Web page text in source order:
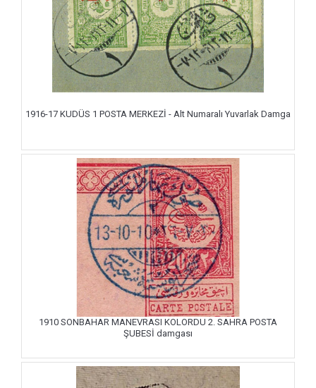
1916-17 KUDÜS 1 POSTA MERKEZİ - Alt Numaralı Yuvarlak Damga
1910 SONBAHAR MANEVRASI KOLORDU 2. SAHRA POSTA
ŞUBESİ damgası